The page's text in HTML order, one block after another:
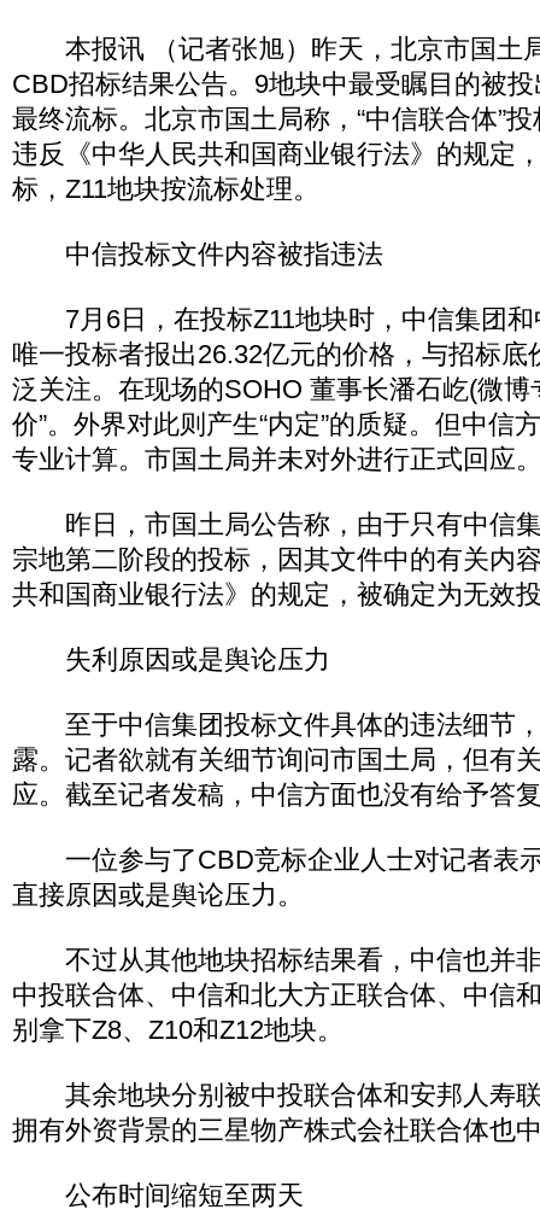
本报讯 （记者张旭）昨天，北京市国土
CBD招标结果公告。9地块中最受瞩目的被投
最终流标。北京市国土局称，“中信联合体”
违反《中华人民共和国商业银行法》的规定
标，Z11地块按流标处理。
中信投标文件内容被指违法
7月6日，在投标Z11地块时，中信集团和
唯一投标者报出26.32亿元的价格，与招标底
泛关注。在现场的SOHO 董事长潘石屹(微博
价”。外界对此则产生“内定”的质疑。但中信
专业计算。市国土局并未对外进行正式回应
昨日，市国土局公告称，由于只有中信
宗地第二阶段的投标，因其文件中的有关内
共和国商业银行法》的规定，被确定为无效
失利原因或是舆论压力
至于中信集团投标文件具体的违法细节
露。记者欲就有关细节询问市国土局，但有
应。截至记者发稿，中信方面也没有给予答
一位参与了CBD竞标企业人士对记者表
直接原因或是舆论压力。
不过从其他地块招标结果看，中信也并
中投联合体、中信和北大方正联合体、中信
别拿下Z8、Z10和Z12地块。
其余地块分别被中投联合体和安邦人寿
拥有外资背景的三星物产株式会社联合体也
公布时间缩短至两天